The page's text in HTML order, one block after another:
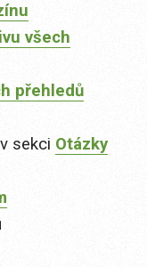
všech
přehledů
sekci Otázky